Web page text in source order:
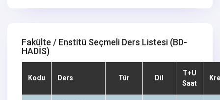
Fakülte / Enstitü Seçmeli Ders Listesi (BD-
HADİS)
Kodu Ders Tür Dil
T+U
Saat